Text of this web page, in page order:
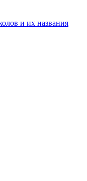
и их названия